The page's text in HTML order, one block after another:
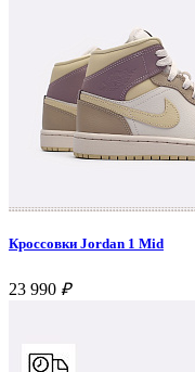
Кроссовки Jordan 1 Mid
23 990 ₽